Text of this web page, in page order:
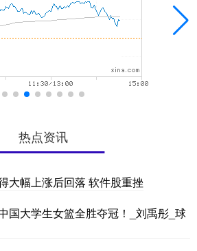
热点资讯
大幅上涨后回落 软件股重挫
国大学生女篮全胜夺冠！_刘禹彤_球